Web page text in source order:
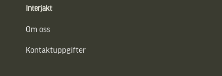
Interjakt
Om oss
Kontaktuppgifter